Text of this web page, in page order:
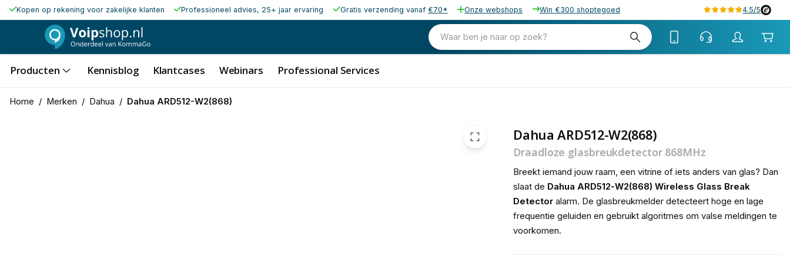
Kopen op rekening voor zakelijke klanten Professioneel advies, 25+ jaar ervaring Gratis verzending vanaf €70* Onze webshops Win €300 shoptegoed 4.5/5
Waar ben je naar op zoek?
Producten Kennisblog Klantcases Webinars Professional Services
Home / Merken / Dahua / Dahua ARD512-W2(868)
Dahua ARD512-W2(868)
Draadloze glasbreukdetector 868MHz
Breekt iemand jouw raam, een vitrine of iets anders van glas? Dan
slaat de Dahua ARD512-W2(868) Wireless Glass Break
Detector alarm. De glasbreukmelder detecteert hoge en lage
frequentie geluiden en gebruikt algoritmes om valse meldingen te
voorkomen.
53,91 excl. btw
65,23 incl. btw